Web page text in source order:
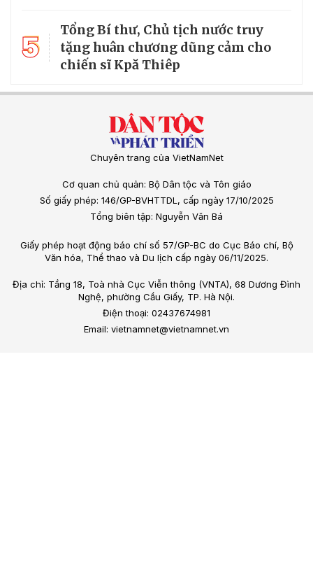
5
Tổng Bí thư, Chủ tịch nước truy
tặng huân chương dũng cảm cho
chiến sĩ Kpă Thiêp
Chuyên trang của VietNamNet
Cơ quan chủ quản: Bộ Dân tộc và Tôn giáo
Số giấy phép: 146/GP-BVHTTDL, cấp ngày 17/10/2025
Tổng biên tập: Nguyễn Văn Bá
Giấy phép hoạt động báo chí số 57/GP-BC do Cục Báo chí, Bộ
Văn hóa, Thể thao và Du lịch cấp ngày 06/11/2025.
Địa chỉ: Tầng 18, Toà nhà Cục Viễn thông (VNTA), 68 Dương Đình
Nghệ, phường Cầu Giấy, TP. Hà Nội.
Điện thoại: 02437674981
Email: vietnamnet@vietnamnet.vn